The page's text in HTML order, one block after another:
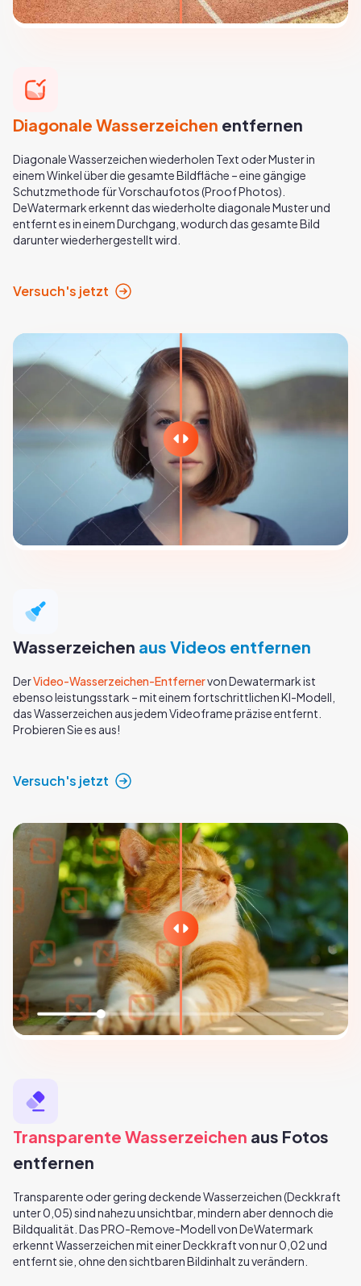
Diagonale Wasserzeichen entfernen
Diagonale Wasserzeichen wiederholen Text oder Muster in
einem Winkel über die gesamte Bildfläche – eine gängige
Schutzmethode für Vorschaufotos (Proof Photos).
DeWatermark erkennt das wiederholte diagonale Muster und
entfernt es in einem Durchgang, wodurch das gesamte Bild
darunter wiederhergestellt wird.
Versuch's jetzt
Wasserzeichen aus Videos entfernen
DerVideo-Wasserzeichen-Entfernervon Dewatermark ist
ebenso leistungsstark – mit einem fortschrittlichen KI-Modell,
das Wasserzeichen aus jedem Videoframe präzise entfernt.
Probieren Sie es aus!
Versuch's jetzt
Transparente Wasserzeichen aus Fotos
entfernen
Transparente oder gering deckende Wasserzeichen (Deckkraft
unter 0,05) sind nahezu unsichtbar, mindern aber dennoch die
Bildqualität. Das PRO-Remove-Modell von DeWatermark
erkennt Wasserzeichen mit einer Deckkraft von nur 0,02 und
entfernt sie, ohne den sichtbaren Bildinhalt zu verändern.